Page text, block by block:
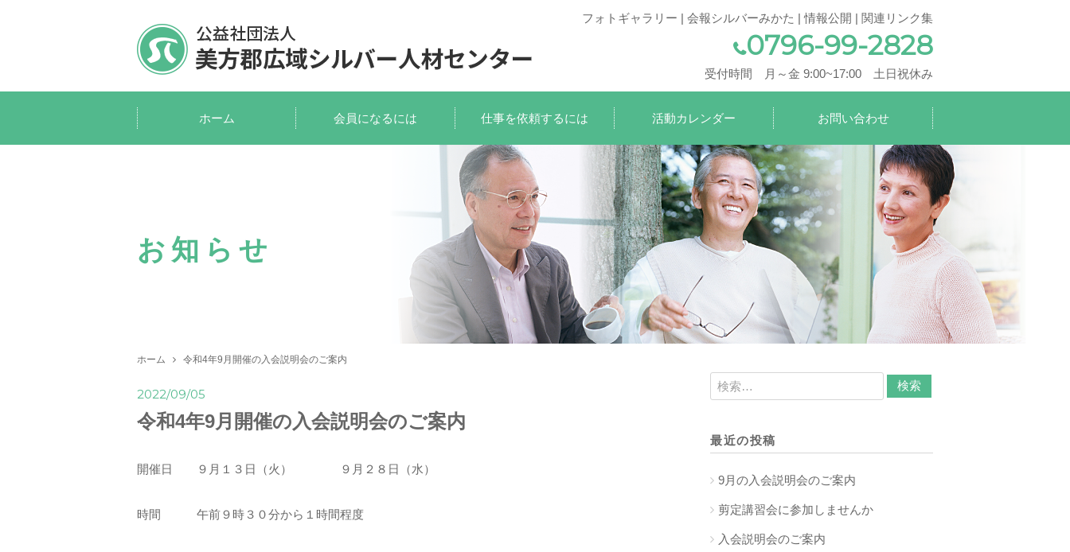
フォトギャラリー | 会報シルバーみかた |情報公開 | 関連リンク集
0796-99-2828
受付時間 月～金 9:00~17:00 土日祝休み
ホーム 会員になるには 仕事を依頼するには 活動カレンダー お問い合わせ
お知らせ
ホーム 令和4年9月開催の入会説明会のご案内
2022/09/05
令和4年9月開催の入会説明会のご案内
開催日 ９月１３日（火） ９月２８日（水）
時間 午前９時３０分から１時間程度
最近の投稿
9月の入会説明会のご案内
剪定講習会に参加しませんか
入会説明会のご案内